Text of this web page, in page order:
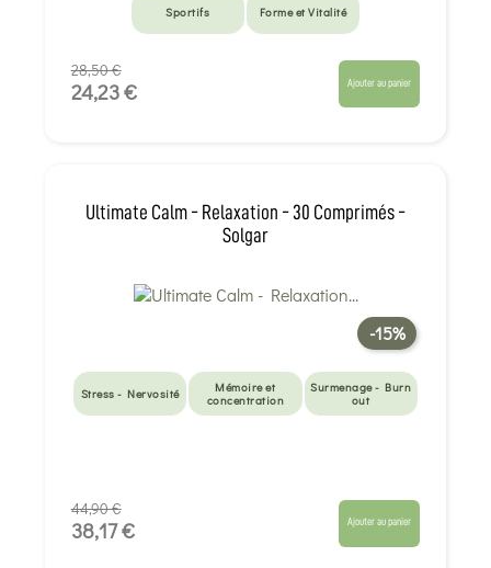
Sportifs Forme et Vitalité
28,50 €
24,23 € Ajouter au panier
Ultimate Calm - Relaxation - 30 Comprimés -
Solgar
-15%
Stress - Nervosité
Mémoire et
concentration
Surmenage - Burn
out
44,90 €
38,17 € Ajouter au panier